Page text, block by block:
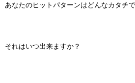
あなたのヒットパターンはどんなカタチ
それはいつ出来ますか？